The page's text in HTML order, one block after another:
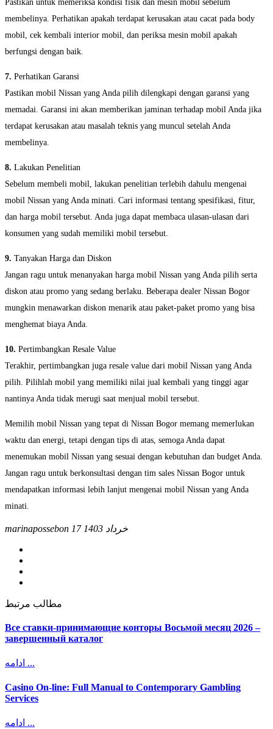
Pastikan untuk memeriksa kondisi fisik dan mesin mobil sebelum
membelinya. Perhatikan apakah terdapat kerusakan atau cacat pada body
mobil, cek kembali interior mobil, dan periksa mesin mobil apakah
berfungsi dengan baik.
7. Perhatikan Garansi
Pastikan mobil Nissan yang Anda pilih dilengkapi dengan garansi yang
memadai. Garansi ini akan memberikan jaminan terhadap mobil Anda jika
terdapat kerusakan atau masalah teknis yang muncul setelah Anda
membelinya.
8. Lakukan Penelitian
Sebelum membeli mobil, lakukan penelitian terlebih dahulu mengenai
mobil Nissan yang Anda minati. Cari informasi tentang spesifikasi, fitur,
dan harga mobil tersebut. Anda juga dapat membaca ulasan-ulasan dari
konsumen yang sudah memiliki mobil tersebut.
9. Tanyakan Harga dan Diskon
Jangan ragu untuk menanyakan harga mobil Nissan yang Anda pilih serta
diskon atau promo yang sedang berlaku. Beberapa dealer Nissan Bogor
mungkin menawarkan diskon menarik atau paket-paket promo yang bisa
menghemat biaya Anda.
10. Pertimbangkan Resale Value
Terakhir, pertimbangkan juga resale value dari mobil Nissan yang Anda
pilih. Pilihlah mobil yang memiliki nilai jual kembali yang tinggi agar
nantinya Anda tidak merugi saat menjual mobil tersebut.
Memilih mobil Nissan yang tepat di Nissan Bogor memang memerlukan
waktu dan energi, tetapi dengan tips di atas, semoga Anda dapat
menemukan mobil Nissan yang sesuai dengan kebutuhan dan budget Anda.
Jangan ragu untuk berkonsultasi dengan tim sales Nissan Bogor untuk
mendapatkan informasi lebih lanjut mengenai mobil Nissan yang Anda
minati.
marinapossebon 17 خرداد 1403
مطالب مرتبط
Все ставки-принимающие конторы Восьмой месяц 2026 –
завершенный каталог
ادامه ...
Casino On-line: Full Manual to Contemporary Gambling
Services
ادامه ...